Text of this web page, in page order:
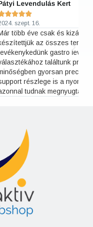
nyomdával
Kistermelőként
széles
Rendkívül jó
Nagyon jó a
bármilyen kérdésre